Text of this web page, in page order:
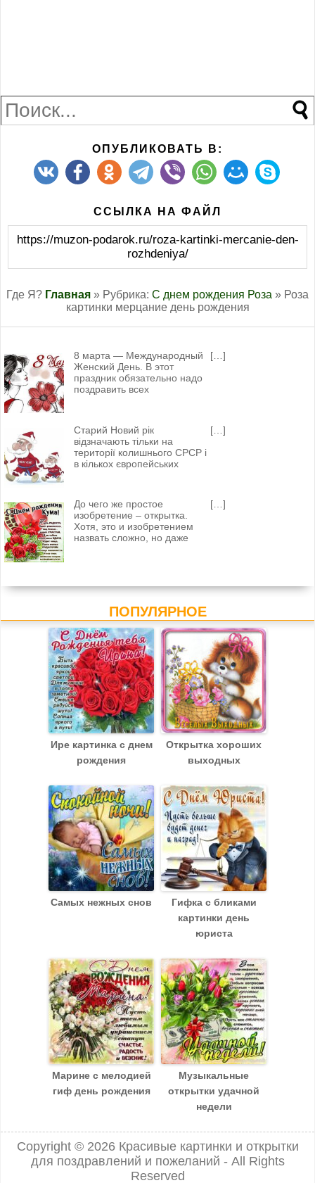
ОПУБЛИКОВАТЬ В:
ССЫЛКА НА ФАЙЛ
https://muzon-podarok.ru/roza-kartinki-mercanie-den-
rozhdeniya/
Где Я? Главная » Рубрика: С днем рождения Роза » Роза
картинки мерцание день рождения
8 марта — Международный
Женский День. В этот
праздник обязательно надо
поздравить всех
[…]
Старий Новий рік
відзначають тільки на
території колишнього СРСР і
в кількох європейських
[…]
До чего же простое
изобретение – открытка.
Хотя, это и изобретением
назвать сложно, но даже
[…]
ПОПУЛЯРНОЕ
Ире картинка c днем
рождения
Открытка хороших
выходных
Самых нежных снов
Гифка с бликами
картинки день
юриста
Марине с мелодией
гиф день рождения
Музыкальные
открытки удачной
недели
Copyright © 2026 Красивые картинки и открытки
для поздравлений и пожеланий - All Rights
Reserved